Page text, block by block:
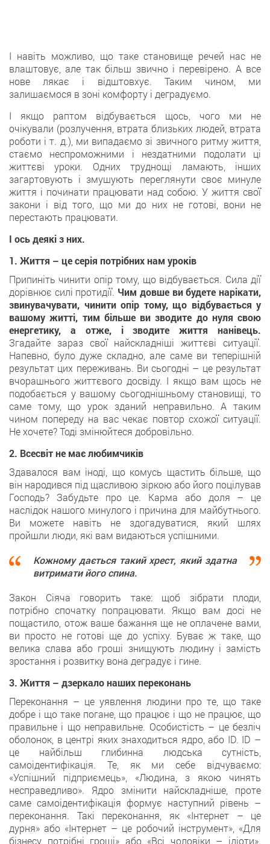
І навіть можливо, що таке становище речей нас не
влаштовує, але так більш звично і перевірено. А все
нове лякає і відштовхує. Таким чином, ми
залишаємося в зоні комфорту і деградуємо.
І якщо раптом відбувається щось, чого ми не
очікували (розлучення, втрата близьких людей, втрата
роботи і т. д.), ми випадаємо зі звичного ритму життя,
стаємо неспроможними і нездатними подолати ці
життєві уроки. Одних труднощі ламають, інших
загартовують і змушують переглянути своє минуле
життя і починати працювати над собою. У життя свої
закони і від того, що ми до них не готові, вони не
перестають працювати.
І ось деякі з них.
1. Життя – це серія потрібних нам уроків
Припиніть чинити опір тому, що відбувається. Сила дії
дорівнює силі протидії. Чим довше ви будете нарікати,
звинувачувати, чинити опір тому, що відбувається у
вашому житті, тим більше ви зводите до нуля свою
енергетику, а отже, і зводите життя нанівець.
Згадайте зараз свої найскладніші життєві ситуації.
Напевно, було дуже складно, але саме ви теперішній
результат цих переживань. Ви сьогодні – це результат
вчорашнього життєвого досвіду. І якщо вам щось не
подобається у вашому сьогоднішньому становищі, то
саме тому, що урок зданий неправильно. А таким
чином попереду на вас чекає повтор схожої ситуації.
Не хочете? Тоді змінюйтеся добровільно.
2. Всесвіт не має любимчиків
Здавалося вам іноді, що комусь щастить більше, що
він народився під щасливою зіркою або його поцілував
Господь? Забудьте про це. Карма або доля – це
наслідок нашого минулого і причина для майбутнього.
Ви можете навіть не здогадуватися, який шлях
пройшли люди, які вам видаються успішними.
Кожному дається такий хрест, який здатна
витримати його спина.
Закон Сіяча говорить таке: щоб зібрати плоди,
потрібно спочатку попрацювати. Якщо вам досі не
пощастило, отож ваше бажання ще не оплачене вами,
ви просто не готові ще до успіху. Буває ж таке, що
велика слава або гроші знищують людину і замість
зростання і розвитку вона деградує і гине.
3. Життя – дзеркало наших переконань
Переконання – це уявлення людини про те, що таке
добре і що таке погане, що працює і що не працює, що
правильне і що неправильне. Особистість – це безліч
оболонок, в центрі яких знаходиться ядро, або ID. ID –
це найбільш глибинна людська сутність,
самоідентифікація. Те, як ми себе відчуваємо:
«Успішний підприємець», «Людина, з якою чинять
несправедливо». Ядро змінити найскладніше, проте
саме самоідентифікація формує наступний рівень –
переконання. Такі переконання, як «Інтернет – це
дурня» або «Інтернет – це робочий інструмент», «Для
бізнесу потрібні гроші» або «Всі чоловіки – ідіоти».